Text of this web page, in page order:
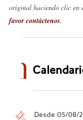
original haciendo clic en
favor contáctenos.
Desde 05/08/